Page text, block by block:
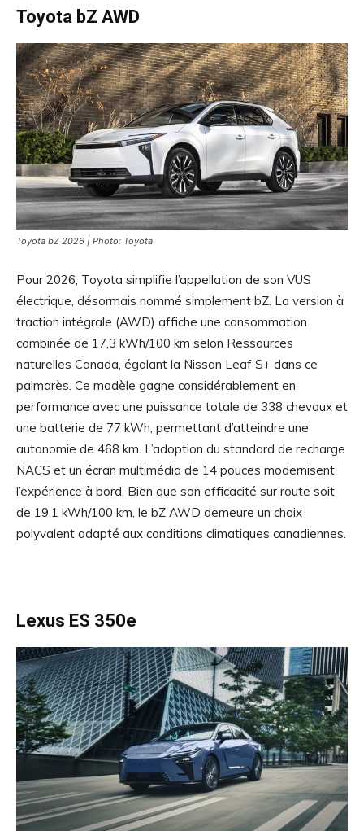
Toyota bZ AWD
Toyota bZ 2026 | Photo: Toyota
Pour 2026, Toyota simplifie l’appellation de son VUS
électrique, désormais nommé simplement bZ. La version à
traction intégrale (AWD) affiche une consommation
combinée de 17,3 kWh/100 km selon Ressources
naturelles Canada, égalant la Nissan Leaf S+ dans ce
palmarès. Ce modèle gagne considérablement en
performance avec une puissance totale de 338 chevaux et
une batterie de 77 kWh, permettant d’atteindre une
autonomie de 468 km. L’adoption du standard de recharge
NACS et un écran multimédia de 14 pouces modernisent
l’expérience à bord. Bien que son efficacité sur route soit
de 19,1 kWh/100 km, le bZ AWD demeure un choix
polyvalent adapté aux conditions climatiques canadiennes.
Lexus ES 350e